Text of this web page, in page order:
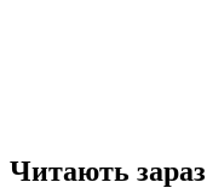
Читають зараз